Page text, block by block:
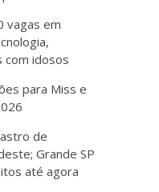
vagas em
com idosos
para Miss e
de
Grande SP
até agora